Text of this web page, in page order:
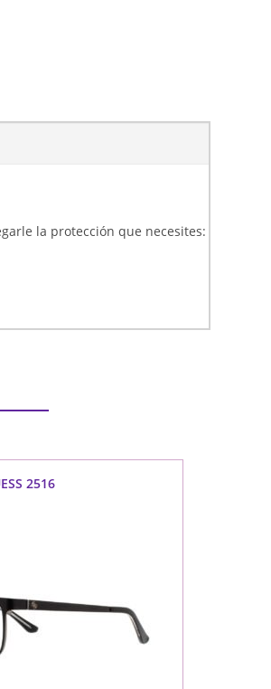
la protección que necesites:
2516